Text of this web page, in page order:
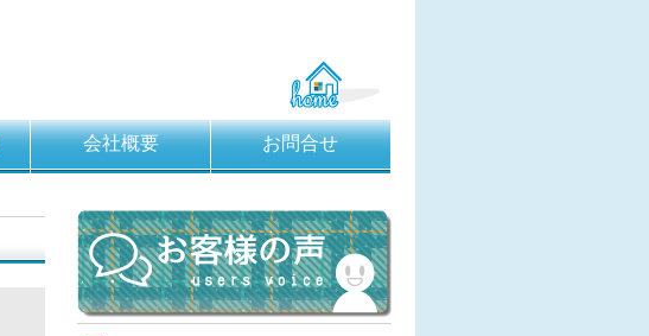
会社概要 お問合せ